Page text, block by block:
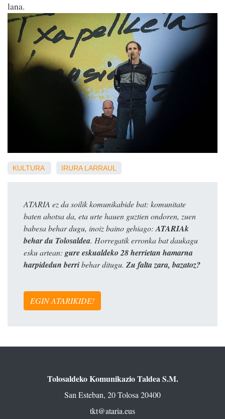
lana.
KULTURA IRURA LARRAUL
ATARIA ez da soilik komunikabide bat: komunitate
baten ahotsa da, eta urte hauen guztien ondoren, zuen
babesa behar dugu, inoiz baino gehiago: ATARIAk
behar du Tolosaldea. Horregatik erronka bat daukagu
esku artean: gure eskualdeko 28 herrietan hamarna
harpidedun berribehar ditugu. Zu falta zara, bazatoz?
EGIN ATARIKIDE!
Tolosaldeko Komunikazio Taldea S.M.
San Esteban, 20 Tolosa 20400
tkt@ataria.eus